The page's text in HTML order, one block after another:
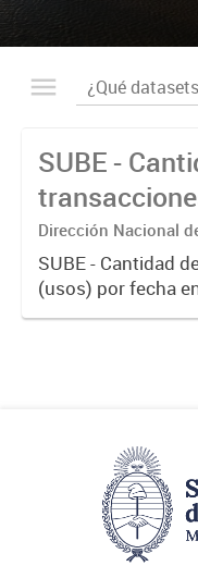
SUBE -
por fecha
Dirección Nacional
Tecnológico -
SUBE - Cantidad
(usos) por fecha
la red SUBE.